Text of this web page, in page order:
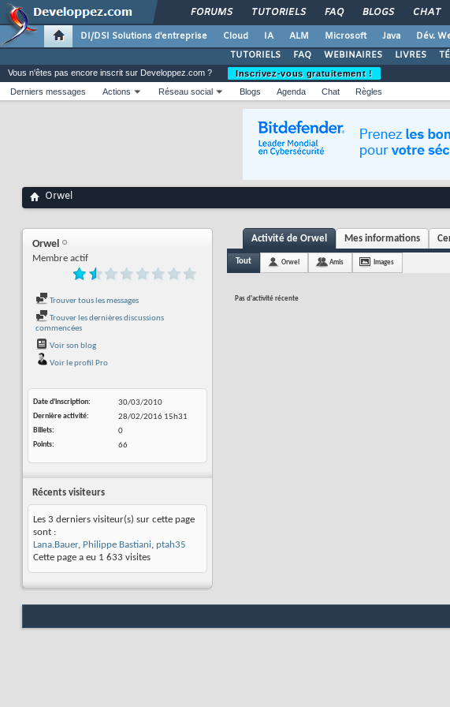
FORUMS TUTORIELS FAQ BLOGS CHAT
DI/DSI Solutions d'entreprise Cloud IA ALM Microsoft Java Dév.
TUTORIELS
FAQ WEBINAIRES LIVRES
Vous n'êtes pas encore inscrit sur Developpez.com ?
Inscrivez-vous gratuitement !
Derniers messages
Actions Réseau social Blogs Agenda Chat Règles
Orwel
Orwel
Membre actif
Trouver tous les messages
Trouver les dernières discussions
commencées
Voir son blog
Voir le profil Pro
Date d'inscription
30/03/2010
Dernière activité
28/02/2016 15h31
Billets
0
Points
66
Récents visiteurs
Les 3 derniers visiteur(s) sur cette page
sont :
Lana.Bauer, Philippe Bastiani, ptah35
Cette page a eu 1 633 visites
Activité de Orwel Mes informations
Tout Orwel Amis Images
Pas d'activité récente